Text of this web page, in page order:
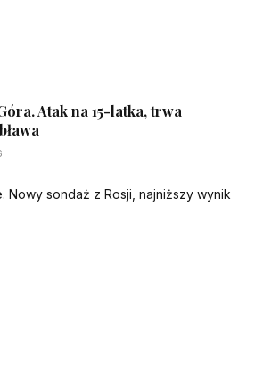
Atak na 15-latka, trwa